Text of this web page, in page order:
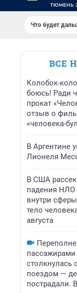
Что будет
ВСЕ
Колобок-
боюсь! Ради
прокат
отзыв о
«человека-
В Аргентине
Лионеля
В США
падения НЛО
внутри
тело
августа
пассажирами
столкнулась
поездом —
пострадали.